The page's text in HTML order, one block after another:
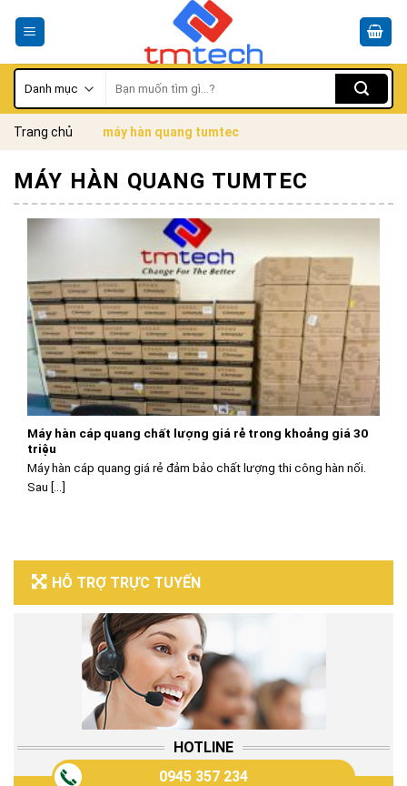
kiếm:
Trang chủ máy hàn quang tumtec
HỖ TRỢ TRỰC TUYẾN
HOTLINE
0945 357 234
MÁY HÀN QUANG TUMTEC
Máy hàn cáp quang chất lượng giá rẻ trong khoảng giá 30
triệu
Máy hàn cáp quang giá rẻ đảm bảo chất lượng thi công hàn nối.
Sau [...]